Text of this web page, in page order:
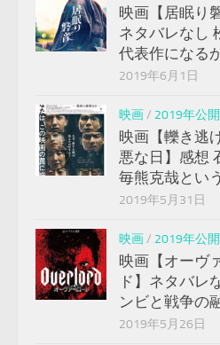
映画【居眠り
ネタバレなし
代表作になる
2019年6月1日
映画/ 2019年公開
映画【轢き逃
悪な日】感想
毎熊克哉とい
2019年5月31日
映画/ 2019年公開
映画【オーヴ
ド】ネタバレ
ンビと戦争の
2019年5月26日